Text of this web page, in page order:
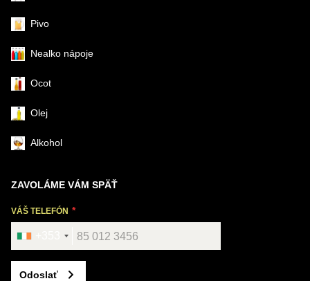
Pivo
Nealko nápoje
Ocot
Olej
Alkohol
ZAVOLÁME VÁM SPÄŤ
VÁŠ TELEFÓN
Odoslať